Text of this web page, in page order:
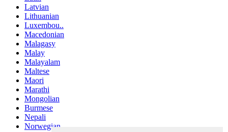
Latvian
Lithuanian
Luxembou..
Macedonian
Malagasy
Malay
Malayalam
Maltese
Maori
Marathi
Mongolian
Burmese
Nepali
Norwegian